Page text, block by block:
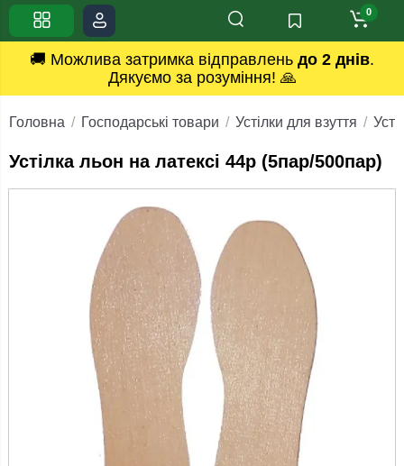
🚚 Можлива затримка відправлень до 2 днів.
Дякуємо за розуміння! 🙏
0
Головна Господарські товари Устілки для взуття
Устілка льон на латексі 44р (5пар/500пар)